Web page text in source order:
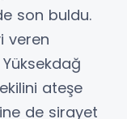
son buldu.
veren
ateşe
de sirayet